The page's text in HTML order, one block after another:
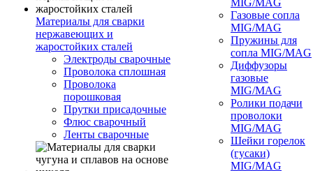
Материалы для сварки
нержавеющих и
жаростойких сталей
Электроды сварочные
Проволока сплошная
Проволока
порошковая
Прутки присадочные
Флюс сварочный
Ленты сварочные
MIG/MAG
Газовые сопла
MIG/MAG
Пружины для
сопла MIG/MAG
Диффузоры
газовые
MIG/MAG
Ролики подачи
проволоки
MIG/MAG
Шейки горелок
(гусаки)
MIG/MAG